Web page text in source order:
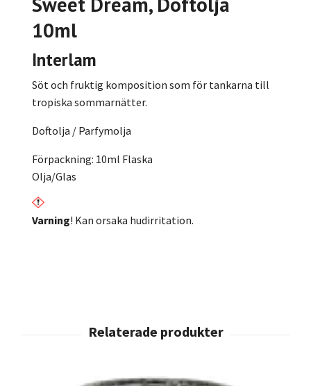
10ml
Interlam
Söt och fruktig komposition som för tankarna till
tropiska sommarnätter.
Doftolja / Parfymolja
Förpackning: 10ml Flaska
Olja/Glas
Varning! Kan orsaka hudirritation.